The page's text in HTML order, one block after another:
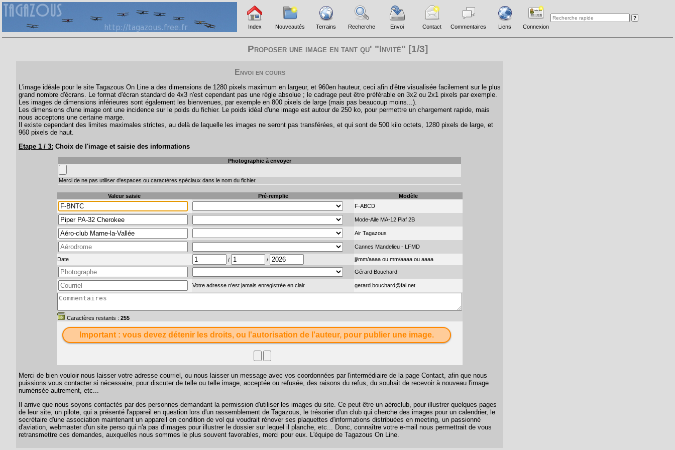
Index Nouveautés Terrains Recherche Envoi Contact Commentaires Liens Connexion
Proposer une image en tant qu' "Invité" [1/3]
Envoi en cours
L'image idéale pour le site Tagazous On Line a des dimensions de 1280 pixels maximum en largeur, et 960en hauteur, ceci afin d'être visualisée facilement sur le plus
grand nombre d'écrans. Le format d'écran standard de 4x3 n'est cependant pas une règle absolue ; le cadrage peut être préférable en 3x2 ou 2x1 pixels par exemple.
Les images de dimensions inférieures sont également les bienvenues, par exemple en 800 pixels de large (mais pas beaucoup moins...).
Les dimensions d'une image ont une incidence sur le poids du fichier. Le poids idéal d'une image est autour de 250 ko, pour permettre un chargement rapide, mais
nous acceptons une certaine marge.
Il existe cependant des limites maximales strictes, au delà de laquelle les images ne seront pas transférées, et qui sont de 500 kilo octets, 1280 pixels de large, et
960 pixels de haut.
Etape 1 / 3: Choix de l'image et saisie des informations
Photographie à envoyer
Merci de ne pas utiliser d'espaces ou caractères spéciaux dans le nom du fichier.
Valeur saisie Pré-remplie
Modèle
F-ABCD
Mode-Aile MA-12 Piaf 2B
Air Tagazous
Cannes Mandelieu - LFMD
Date / / jj/mm/aaaa ou mm/aaaa ou aaaa
Gérard Bouchard
Votre adresse n'est jamais enregistrée en clair gerard.bouchard@fai.net
Caractères restants : 255
Important : vous devez détenir les droits, ou l'autorisation de l'auteur, pour publier une image.
Merci de bien vouloir nous laisser votre adresse courriel, ou nous laisser un message avec vos coordonnées par l'intermédiaire de la page Contact , afin que nous
puissions vous contacter si nécessaire, pour discuter de telle ou telle image, acceptée ou refusée, des raisons du refus, du souhait de recevoir à nouveau l'image
numérisée autrement, etc...
Il arrive que nous soyons contactés par des personnes demandant la permission d'utiliser les images du site. Ce peut être un aéroclub, pour illustrer quelques pages
de leur site, un pilote, qui a présenté l'appareil en question lors d'un rassemblement de Tagazous, le trésorier d'un club qui cherche des images pour un calendrier, le
secrétaire d'une association maintenant un appareil en condition de vol qui voudrait rénover ses plaquettes d'informations distribuées en meeting, un passionné
d'aviation, webmaster d'un site perso qui n'a pas d'images pour illustrer le dossier sur lequel il planche, etc... Donc, connaître votre e-mail nous permettrait de vous
retransmettre ces demandes, auxquelles nous sommes le plus souvent favorables, merci pour eux. L'équipe de Tagazous On Line.